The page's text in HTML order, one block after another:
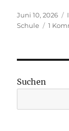
Veröffentlicht
am
Juni 10, 2026
Schule
1
Suchen